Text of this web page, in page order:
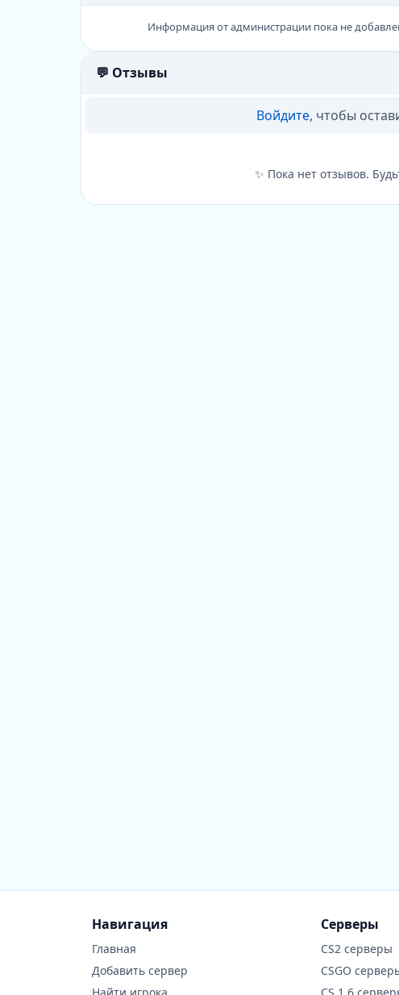
Информация от администрации пока не
💬 Отзывы
Войдите, чтобы
✨ Пока нет отзывов.
Навигация
Главная
Добавить сервер
Серверы
CS2 серверы
CSGO